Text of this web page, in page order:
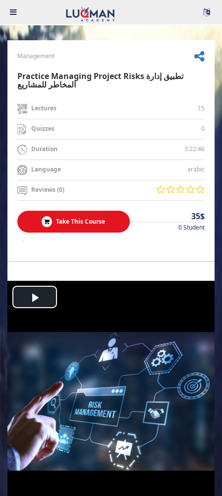
Management
Practice Managing Project Risks تطبيق إدارة
المخاطر للمشاريع
Lectures 15
Quizzes 0
Duration 3:22:46
Language arabic
Reviews (0)
Take This Course 35$
0 Student
.
Play
Video